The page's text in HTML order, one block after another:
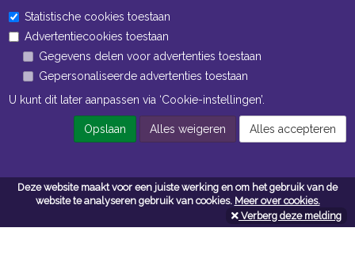
Deze website maakt voor een juiste werking en om het gebruik van de
website te analyseren gebruik van cookies. Meer over cookies.
Verberg deze melding
Openingstijden Kantoor
Openingstijden Magazijn
Navigatie
Algemene voorwaarden
Privacy
Statistische cookies toestaan
Advertentiecookies toestaan
Gegevens delen voor advertenties toestaan
Gepersonaliseerde advertenties toestaan
U kunt dit later aanpassen via ‘Cookie-instellingen’.
Opslaan Alles weigeren Alles accepteren